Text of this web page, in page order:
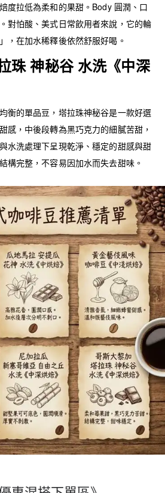
度拉低為柔和的果甜。Body 圓潤、口
對怕酸、美式日常飲用者來說，它的輪
，在加水稀釋後依然舒服好喝。
珠 神秘谷 水洗《中深
衡的單品豆，塔拉珠神秘谷是一款好選
感，中後段轉為黑巧克力的細膩苦甜，
水洗處理下呈現乾淨、穩定的甜感與甜
構完整，不容易因加水而失去甜味。